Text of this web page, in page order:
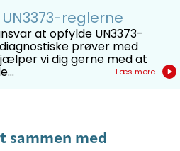
reglerne
at opfylde UN3373-
prøver med
vi dig gerne med at
Læs mere
sammen med